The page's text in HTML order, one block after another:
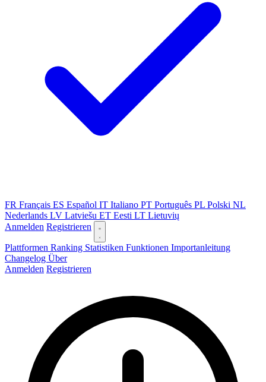
FR Français ES Español IT Italiano PT Português PL Polski NL
Nederlands LV Latviešu ET Eesti LT Lietuvių
Anmelden Registrieren
Plattformen Ranking Statistiken Funktionen Importanleitung
Changelog Über
Anmelden Registrieren